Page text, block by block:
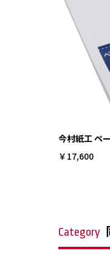
今村紙工 ペ
￥17,600
Category